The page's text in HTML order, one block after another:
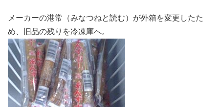
メーカーの港常（みなつねと読む）が外箱を変更したた
め、旧品の残りを冷凍庫へ。